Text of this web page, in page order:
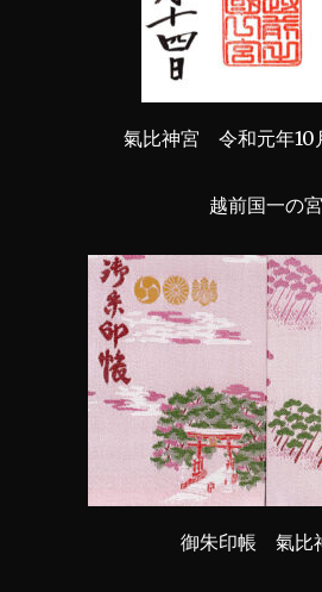
氣比神宮 令和元年10
越前国一の宮
御朱印帳 氣比